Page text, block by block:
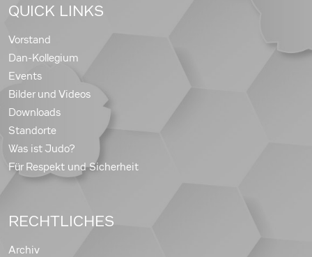
QUICK LINKS
Vorstand
Dan-Kollegium
Events
Bilder und Videos
Downloads
Standorte
Was ist Judo?
Für Respekt und Sicherheit
RECHTLICHES
Archiv